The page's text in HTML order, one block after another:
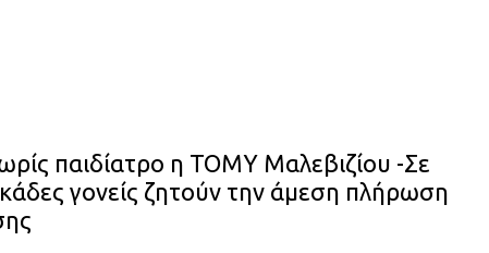
παιδίατρο η ΤΟΜΥ Μαλεβιζίου -Σε
γονείς ζητούν την άμεση πλήρωση